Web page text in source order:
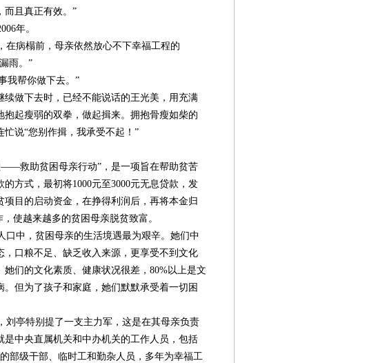
而且真正有效。”
年。
病榻前，母亲依然放心不下幸福工程的
雨。”
我帮你做下去。”
做下去时，已经不能说话的王光美，用充满
抱起瘦弱的双拳，做起揖来。拥抱骨瘦如柴的
说“您别作揖，我承受不起！”
救助贫困母亲行动”，是一项旨在帮助贫苦
方式，最初将1000元至3000元无息贷款，发
目的启动资金，在挣得利润后，再将本金归
使越来越多的贫困母亲脱贫致富。
中，贫困母亲的生活境遇最为艰辛。她们中
，口粮不足、缺乏收入来源，更享受不到文化
们的文化素质、健康状况很差，80%以上是文
但为了孩子和家庭，她们默默承受着一切困
亭特别提了一支主力军，这是在其母亲负责
是中央直属机关和中办机关的工作人员，包括
部级干部、临时工和勤杂人员，多年为幸福工